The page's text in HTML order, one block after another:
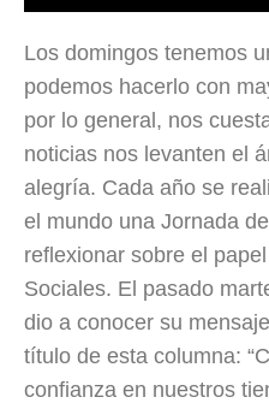
Los domingos tenemos
podemos hacerlo con
por lo general, nos
noticias nos levanten el
alegría. Cada año se
el mundo una Jornada
reflexionar sobre el
Sociales. El pasado
dio a conocer su
título de esta columna:
confianza en nuestros